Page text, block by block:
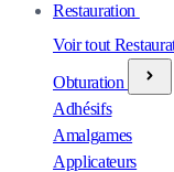
Restauration
Voir tout
Obturation
Adhésifs
Amalgames
Applicateurs